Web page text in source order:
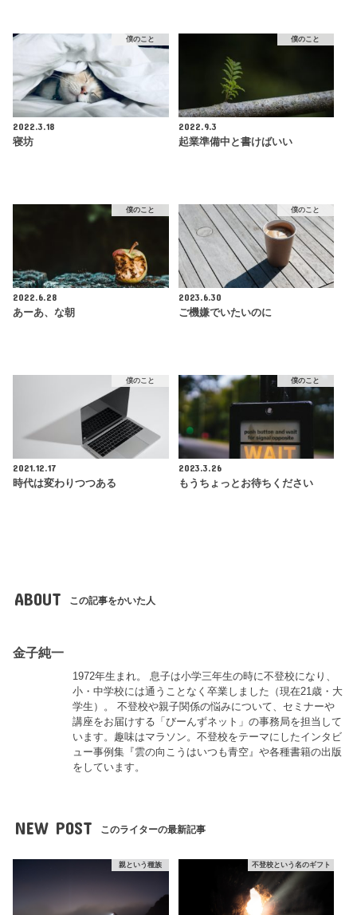
僕のこと
2022.3.18
寝坊
僕のこと
2022.9.3
起業準備中と書けばいい
僕のこと
2022.6.28
あーあ、な朝
僕のこと
2023.6.30
ご機嫌でいたいのに
僕のこと
2021.12.17
時代は変わりつつある
僕のこと
2023.3.26
もうちょっとお待ちください
ABOUT この記事をかいた人
金子純一
1972年生まれ。 息子は小学三年生の時に不登校になり、
小・中学校には通うことなく卒業しました（現在21歳・大
学生）。 不登校や親子関係の悩みについて、セミナーや
講座をお届けする「びーんずネット」の事務局を担当して
います。趣味はマラソン。不登校をテーマにしたインタビ
ュー事例集『雲の向こうはいつも青空』や各種書籍の出版
をしています。
NEW POST このライターの最新記事
親という種族 不登校という名のギフト